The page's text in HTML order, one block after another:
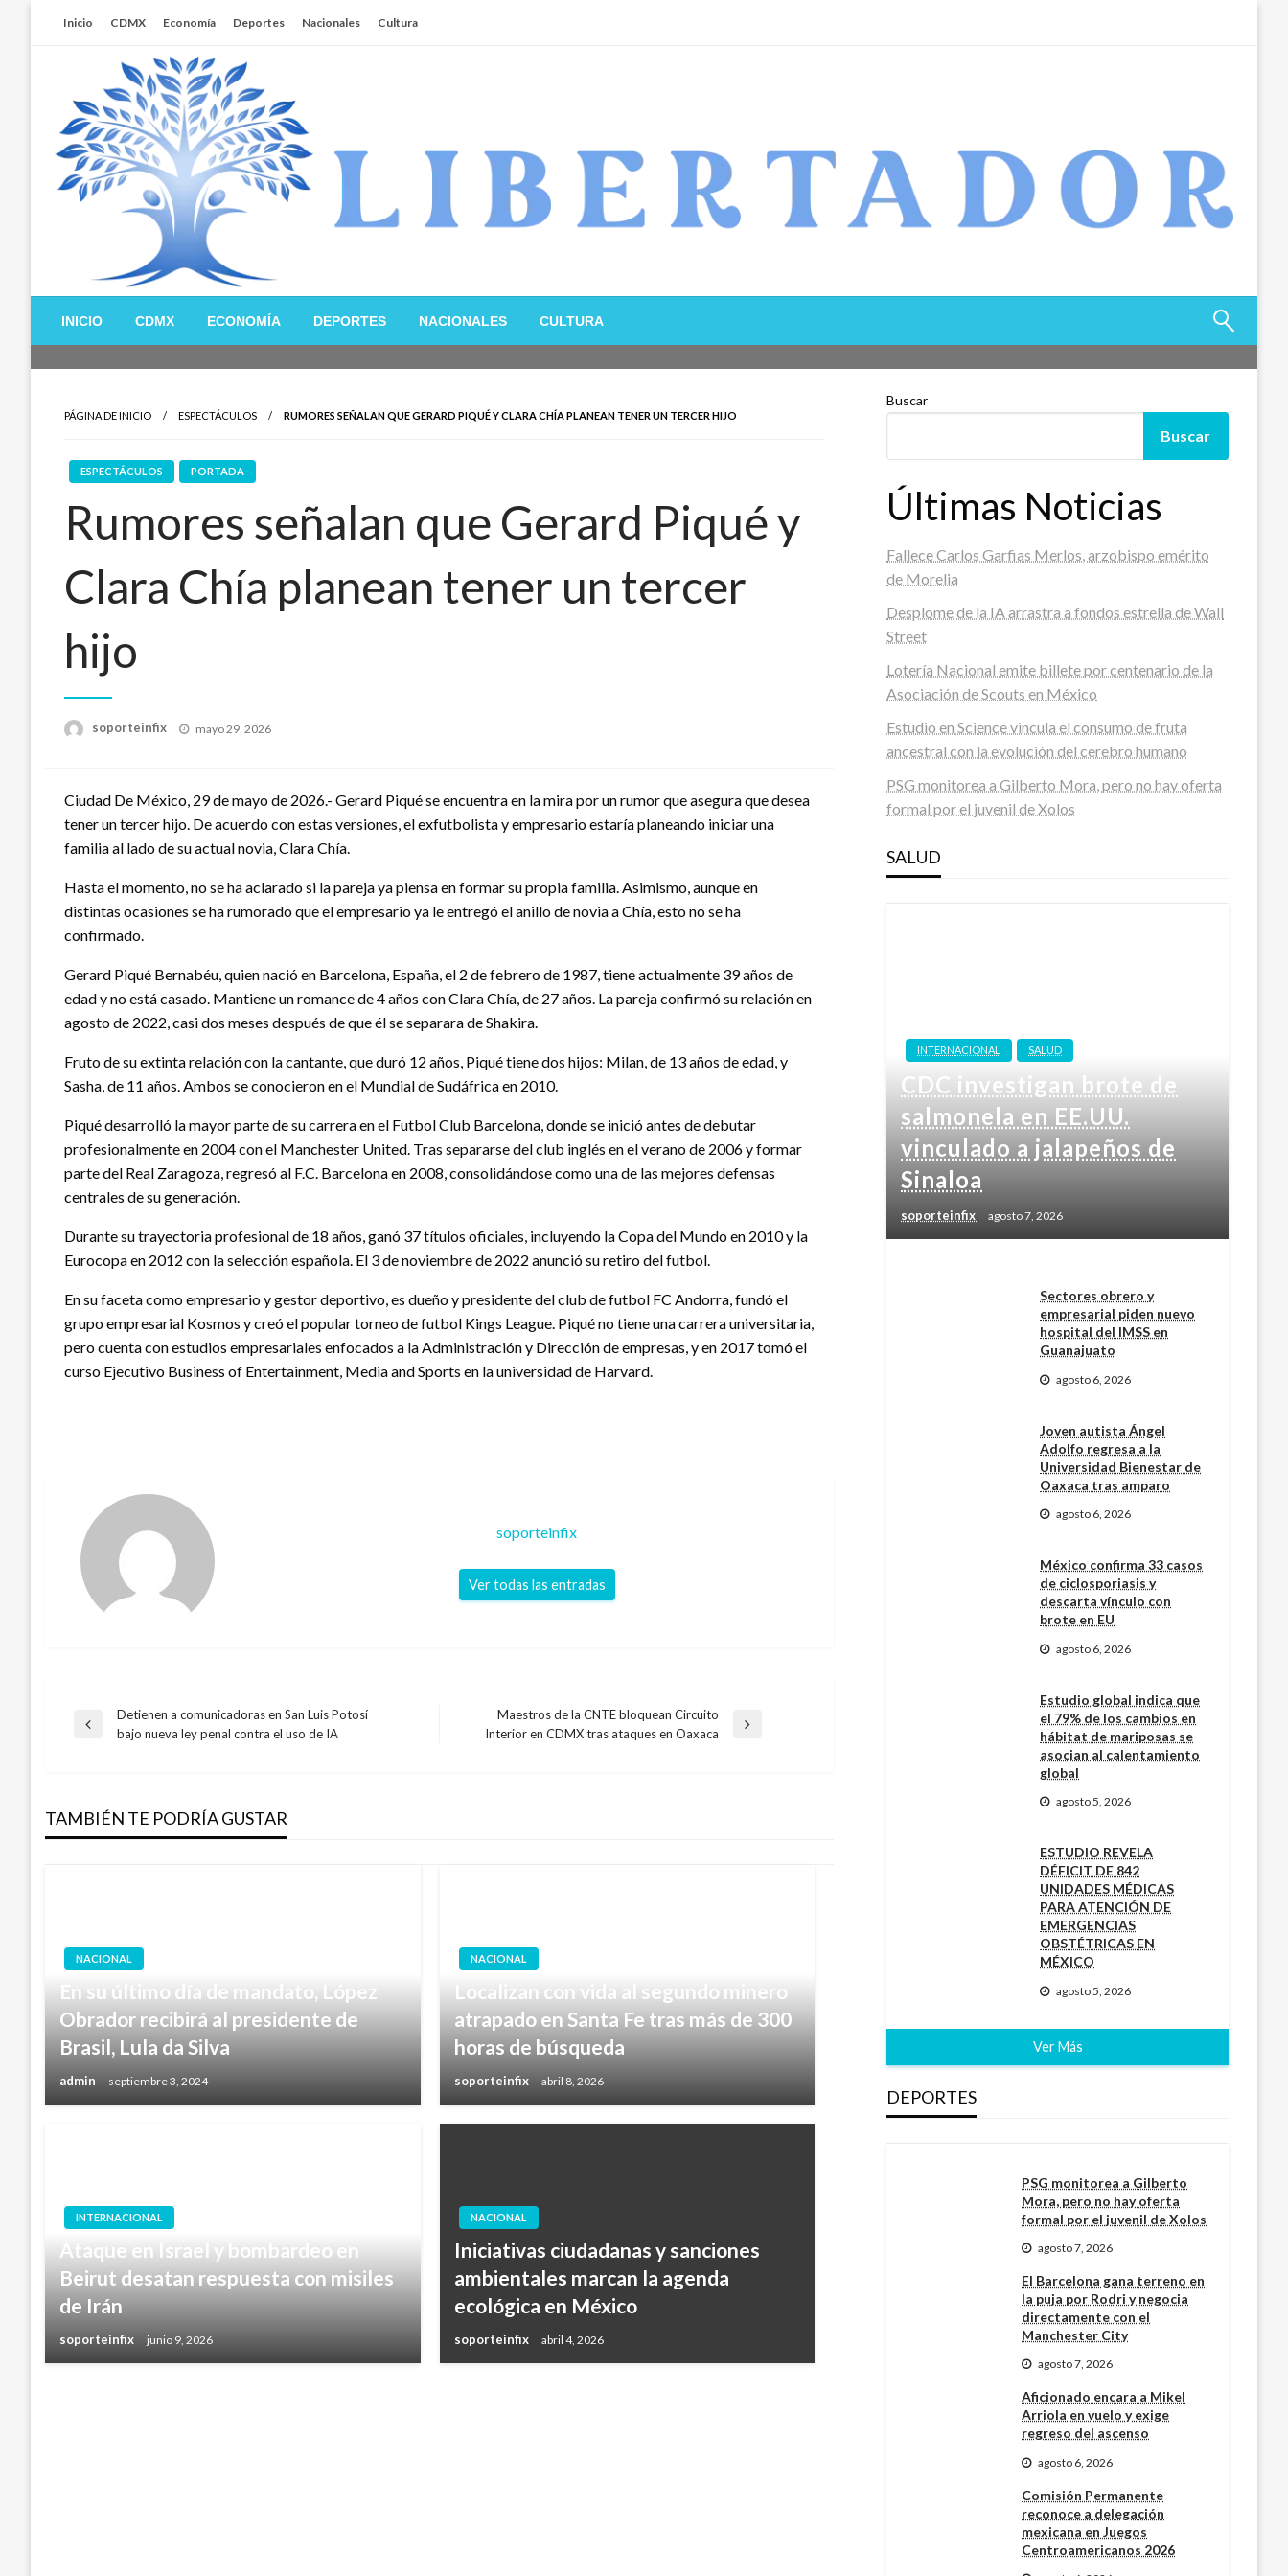
Inicio CDMX Economía Deportes Nacionales Cultura
Libertador MX
INICIO CDMX ECONOMÍA DEPORTES NACIONALES CULTURA
PÁGINA DE INICIO ESPECTÁCULOS RUMORES SEÑALAN QUE GERARD PIQUÉ Y CLARA CHÍA PLANEAN TENER UN TERCER HIJO
ESPECTÁCULOS PORTADA
Rumores señalan que Gerard Piqué y
Clara Chía planean tener un tercer
hijo
soporteinfix
Publicado
mayo 29, 2026
Ciudad De México, 29 de mayo de 2026.- Gerard Piqué se encuentra en la mira por un rumor que asegura que desea
tener un tercer hijo. De acuerdo con estas versiones, el exfutbolista y empresario estaría planeando iniciar una
familia al lado de su actual novia, Clara Chía.
Hasta el momento, no se ha aclarado si la pareja ya piensa en formar su propia familia. Asimismo, aunque en
distintas ocasiones se ha rumorado que el empresario ya le entregó el anillo de novia a Chía, esto no se ha
confirmado.
Gerard Piqué Bernabéu, quien nació en Barcelona, España, el 2 de febrero de 1987, tiene actualmente 39 años de
edad y no está casado. Mantiene un romance de 4 años con Clara Chía, de 27 años. La pareja confirmó su relación en
agosto de 2022, casi dos meses después de que él se separara de Shakira.
Fruto de su extinta relación con la cantante, que duró 12 años, Piqué tiene dos hijos: Milan, de 13 años de edad, y
Sasha, de 11 años. Ambos se conocieron en el Mundial de Sudáfrica en 2010.
Piqué desarrolló la mayor parte de su carrera en el Futbol Club Barcelona, donde se inició antes de debutar
profesionalmente en 2004 con el Manchester United. Tras separarse del club inglés en el verano de 2006 y formar
parte del Real Zaragoza, regresó al F.C. Barcelona en 2008, consolidándose como una de las mejores defensas
centrales de su generación.
Durante su trayectoria profesional de 18 años, ganó 37 títulos oficiales, incluyendo la Copa del Mundo en 2010 y la
Eurocopa en 2012 con la selección española. El 3 de noviembre de 2022 anunció su retiro del futbol.
En su faceta como empresario y gestor deportivo, es dueño y presidente del club de futbol FC Andorra, fundó el
grupo empresarial Kosmos y creó el popular torneo de futbol Kings League. Piqué no tiene una carrera universitaria,
pero cuenta con estudios empresariales enfocados a la Administración y Dirección de empresas, y en 2017 tomó el
curso Ejecutivo Business of Entertainment, Media and Sports en la universidad de Harvard.
soporteinfix
Ver todas las entradas
Navegación
entradas
Entrada
Detienen a comunicadoras en San Luis Potosí
bajo nueva ley penal contra el uso de IA
Entrada
Maestros de la CNTE bloquean Circuito
Interior en CDMX tras ataques en Oaxaca
TAMBIÉN TE PODRÍA GUSTAR
NACIONAL
En su último día de mandato, López
Obrador recibirá al presidente de
Brasil, Lula da Silva
admin septiembre 3, 2024
NACIONAL
Localizan con vida al segundo minero
atrapado en Santa Fe tras más de 300
horas de búsqueda
soporteinfix abril 8, 2026
INTERNACIONAL
Ataque en Israel y bombardeo en
Beirut desatan respuesta con misiles
de Irán
soporteinfix junio 9, 2026
NACIONAL
Iniciativas ciudadanas y sanciones
ambientales marcan la agenda
ecológica en México
soporteinfix abril 4, 2026
Buscar
Buscar
Últimas Noticias
Fallece Carlos Garfias Merlos, arzobispo emérito
de Morelia
Desplome de la IA arrastra a fondos estrella de Wall
Street
Lotería Nacional emite billete por centenario de la
Asociación de Scouts en México
Estudio en Science vincula el consumo de fruta
ancestral con la evolución del cerebro humano
PSG monitorea a Gilberto Mora, pero no hay oferta
formal por el juvenil de Xolos
SALUD
INTERNACIONAL SALUD
CDC investigan brote de
salmonela en EE.UU.
vinculado a jalapeños de
Sinaloa
soporteinfix agosto 7, 2026
Sectores obrero y
empresarial piden nuevo
hospital del IMSS en
Guanajuato
agosto 6, 2026
Joven autista Ángel
Adolfo regresa a la
Universidad Bienestar de
Oaxaca tras amparo
agosto 6, 2026
México confirma 33 casos
de ciclosporiasis y
descarta vínculo con
brote en EU
agosto 6, 2026
Estudio global indica que
el 79% de los cambios en
hábitat de mariposas se
asocian al calentamiento
global
agosto 5, 2026
ESTUDIO REVELA
DÉFICIT DE 842
UNIDADES MÉDICAS
PARA ATENCIÓN DE
EMERGENCIAS
OBSTÉTRICAS EN
MÉXICO
agosto 5, 2026
Ver Más
DEPORTES
PSG monitorea a Gilberto
Mora, pero no hay oferta
formal por el juvenil de Xolos
agosto 7, 2026
El Barcelona gana terreno en
la puja por Rodri y negocia
directamente con el
Manchester City
agosto 7, 2026
Aficionado encara a Mikel
Arriola en vuelo y exige
regreso del ascenso
agosto 6, 2026
Comisión Permanente
reconoce a delegación
mexicana en Juegos
Centroamericanos 2026